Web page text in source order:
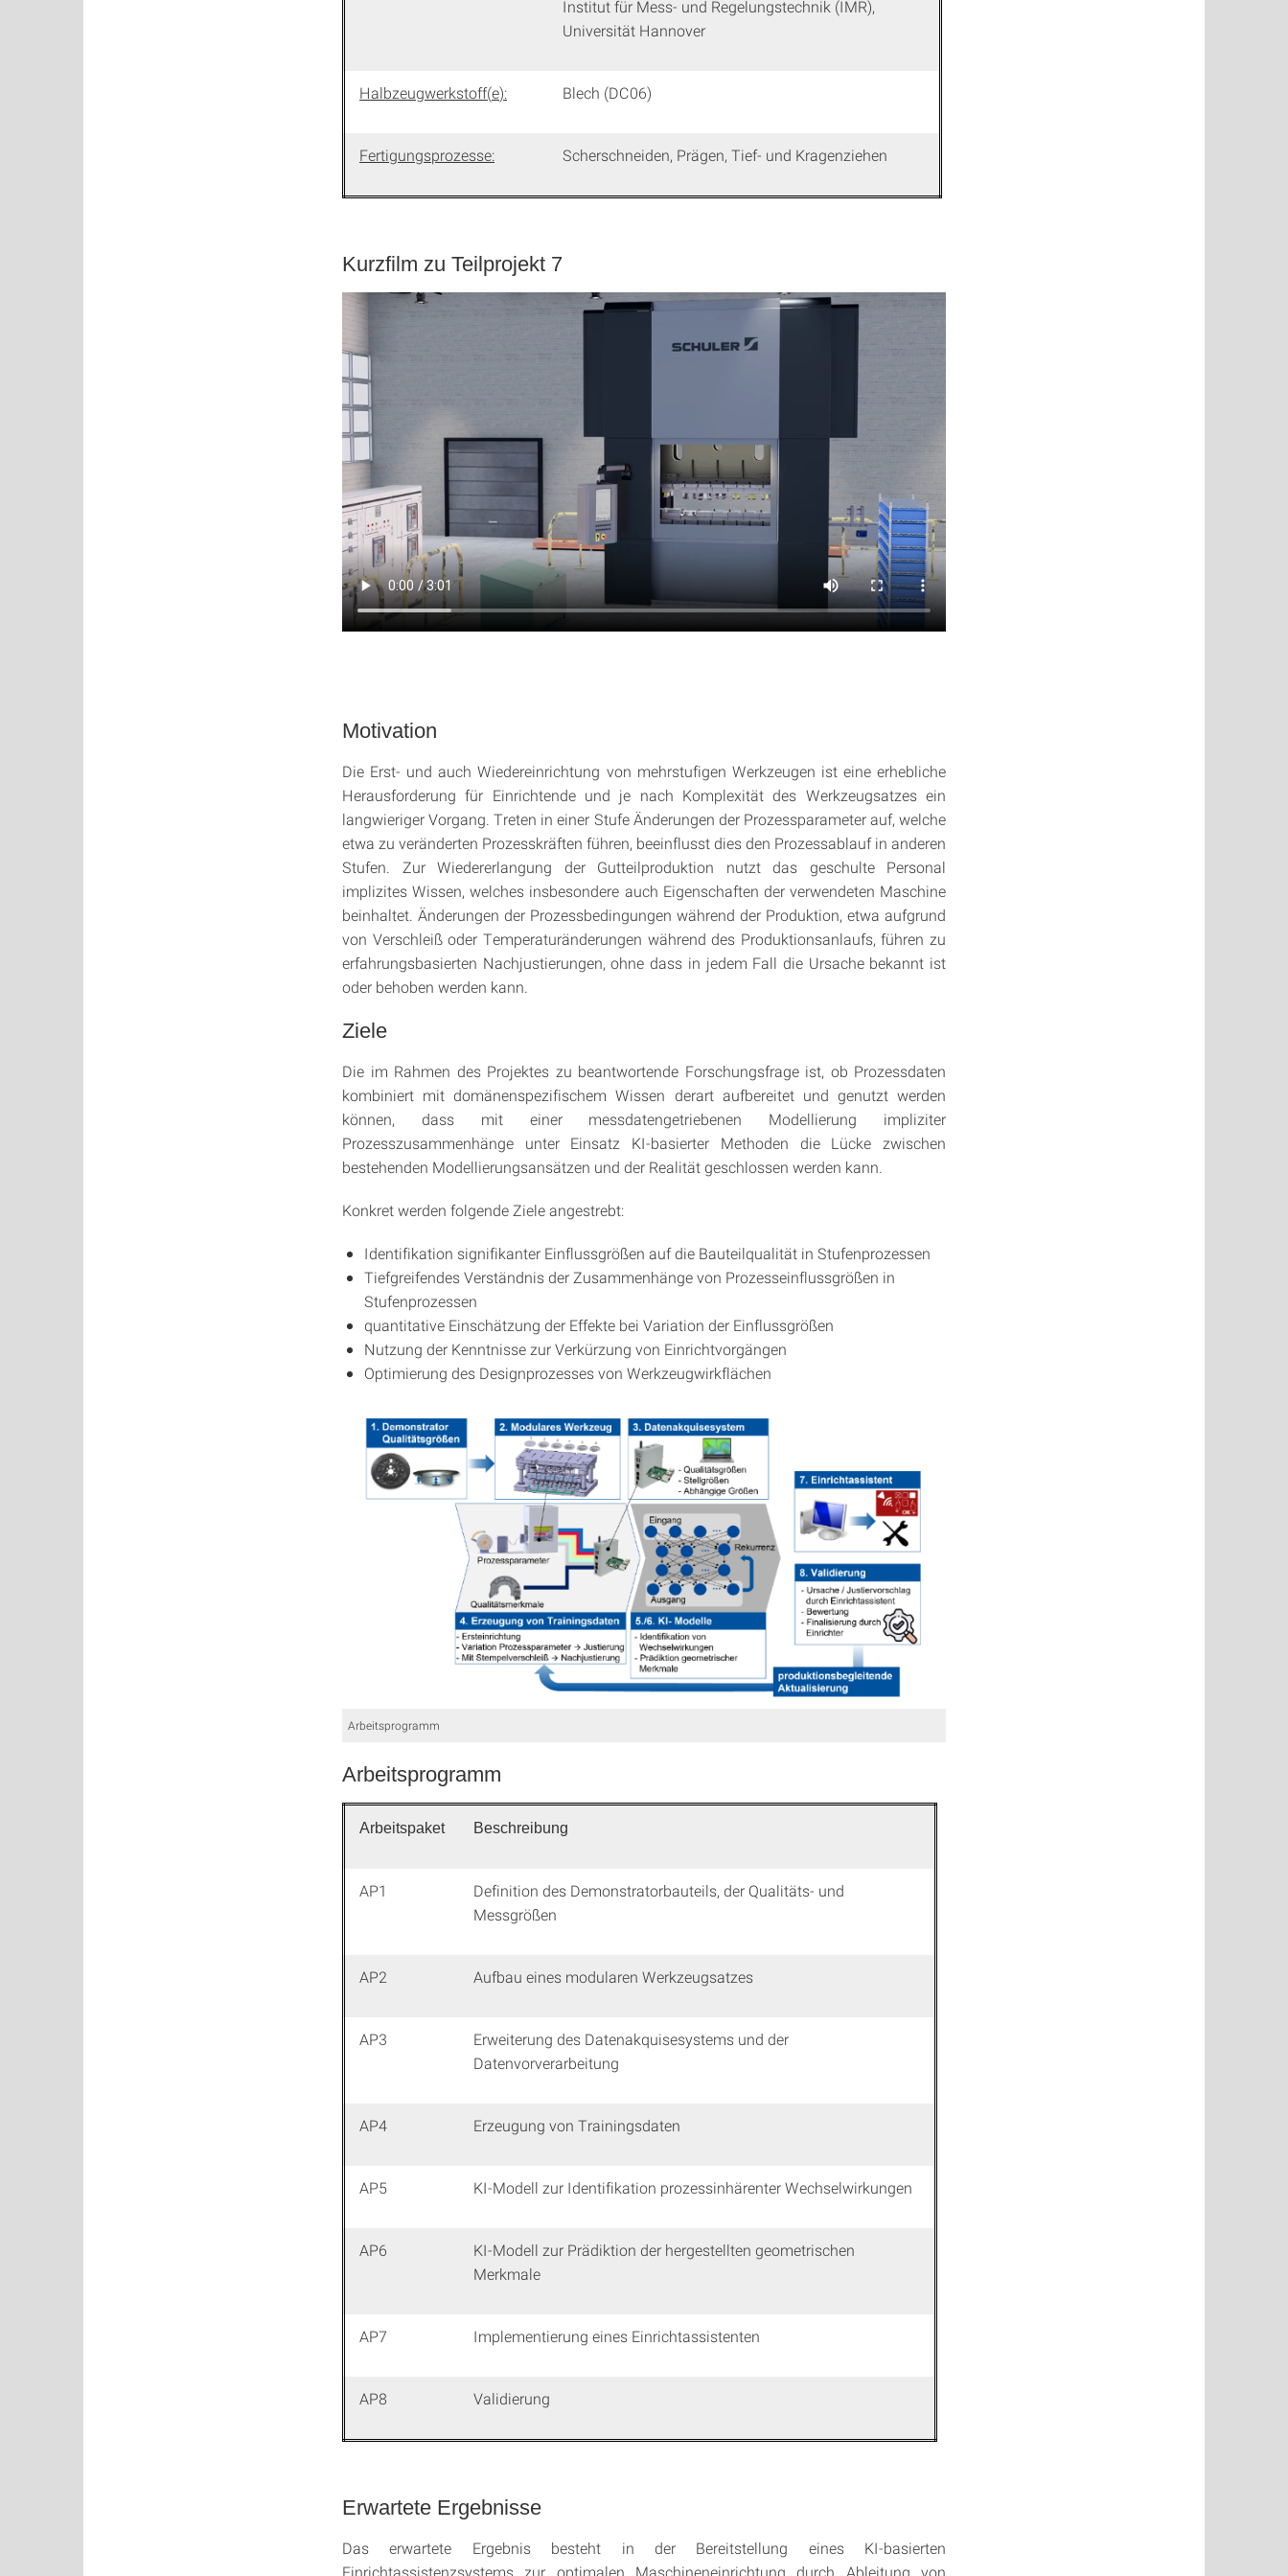
Institut für Mess- und Regelungstechnik (IMR),
Universität Hannover
Halbzeugwerkstoff(e): Blech (DC06)
Fertigungsprozesse: Scherschneiden, Prägen, Tief- und Kragenziehen
Kurzfilm zu Teilprojekt 7
Motivation
Die Erst- und auch Wiedereinrichtung von mehrstufigen Werkzeugen ist eine erhebliche
Herausforderung für Einrichtende und je nach Komplexität des Werkzeugsatzes ein
langwieriger Vorgang. Treten in einer Stufe Änderungen der Prozessparameter auf, welche
etwa zu veränderten Prozesskräften führen, beeinflusst dies den Prozessablauf in anderen
Stufen. Zur Wiedererlangung der Gutteilproduktion nutzt das geschulte Personal
implizites Wissen, welches insbesondere auch Eigenschaften der verwendeten Maschine
beinhaltet. Änderungen der Prozessbedingungen während der Produktion, etwa aufgrund
von Verschleiß oder Temperaturänderungen während des Produktionsanlaufs, führen zu
erfahrungsbasierten Nachjustierungen, ohne dass in jedem Fall die Ursache bekannt ist
oder behoben werden kann.
Ziele
Die im Rahmen des Projektes zu beantwortende Forschungsfrage ist, ob Prozessdaten
kombiniert mit domänenspezifischem Wissen derart aufbereitet und genutzt werden
können, dass mit einer messdatengetriebenen Modellierung impliziter
Prozesszusammenhänge unter Einsatz KI-basierter Methoden die Lücke zwischen
bestehenden Modellierungsansätzen und der Realität geschlossen werden kann.
Konkret werden folgende Ziele angestrebt:
Identifikation signifikanter Einflussgrößen auf die Bauteilqualität in Stufenprozessen
Tiefgreifendes Verständnis der Zusammenhänge von Prozesseinflussgrößen in
Stufenprozessen
quantitative Einschätzung der Effekte bei Variation der Einflussgrößen
Nutzung der Kenntnisse zur Verkürzung von Einrichtvorgängen
Optimierung des Designprozesses von Werkzeugwirkflächen
Arbeitsprogramm
Arbeitsprogramm
Arbeitspaket Beschreibung
AP1
Definition des Demonstratorbauteils, der Qualitäts- und
Messgrößen
AP2 Aufbau eines modularen Werkzeugsatzes
AP3
Erweiterung des Datenakquisesystems und der
Datenvorverarbeitung
AP4 Erzeugung von Trainingsdaten
AP5 KI-Modell zur Identifikation prozessinhärenter Wechselwirkungen
AP6
KI-Modell zur Prädiktion der hergestellten geometrischen
Merkmale
AP7 Implementierung eines Einrichtassistenten
AP8 Validierung
Erwartete Ergebnisse
Das erwartete Ergebnis besteht in der Bereitstellung eines KI-basierten
Einrichtassistenzsystems zur optimalen Maschineneinrichtung durch Ableitung von